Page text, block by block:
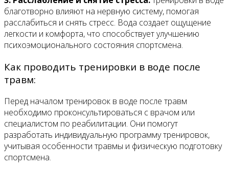
благотворно влияют на нервную систему, помогая
расслабиться и снять стресс. Вода создает ощущение
легкости и комфорта, что способствует улучшению
психоэмоционального состояния спортсмена.
Как проводить тренировки в воде после
травм:
Перед началом тренировок в воде после травм
необходимо проконсультироваться с врачом или
специалистом по реабилитации. Они помогут
разработать индивидуальную программу тренировок,
учитывая особенности травмы и физическую подготовку
спортсмена.